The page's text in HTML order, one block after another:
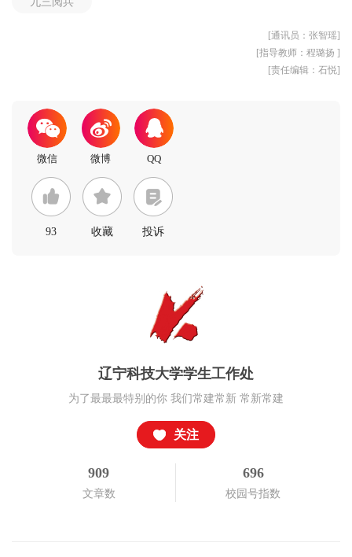
[通讯员：张智瑶]
[指导教师：程璐扬 ]
[责任编辑：石悦]
93 收藏 投诉
辽宁科技大学学生工作处
为了最最最特别的你 我们常建常新 常新常建
关注
909
文章数
696
校园号指数